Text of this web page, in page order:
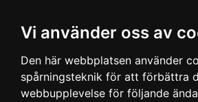
Vi använder oss av
Den här webbplatsen använder
spårningsteknik för att förbättra
webbupplevelse för följande